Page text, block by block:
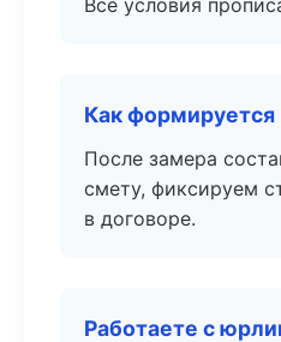
Все условия
Как формируется
После замера
смету, фиксируем
в договоре.
Работаете с